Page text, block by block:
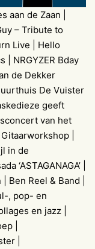
aan de Zaan |
– Tribute to
Live | Hello
| NRGYZER Bday
de Dekker
De Vuister
geeft
van het
|
in de
‘ASTAGANAGA’ |
Ben Reel & Band |
, pop- en
en jazz |
|
|